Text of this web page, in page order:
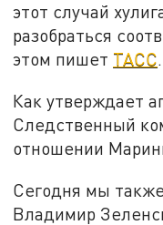
этот случай
разобраться
этом пишет ТАСС.
Как утверждает
Следственный
отношении
Сегодня мы
Владимир